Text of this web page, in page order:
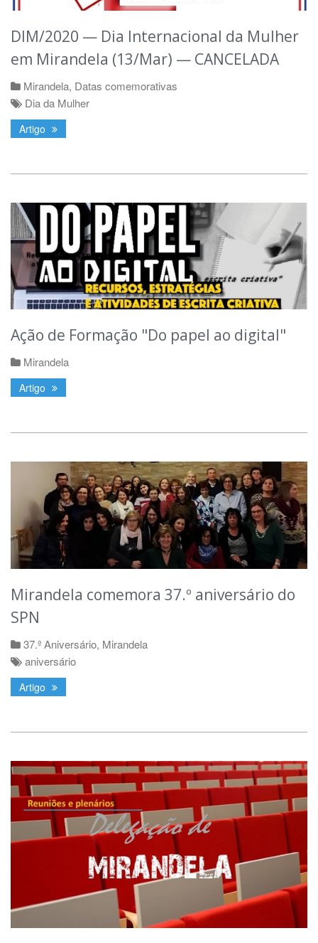
DIM/2020 — Dia Internacional da Mulher
em Mirandela (13/Mar) — CANCELADA
Mirandela, Datas comemorativas
Dia da Mulher
Artigo
Ação de Formação "Do papel ao digital"
Mirandela
Artigo
Mirandela comemora 37.º aniversário do
SPN
37.º Aniversário, Mirandela
aniversário
Artigo